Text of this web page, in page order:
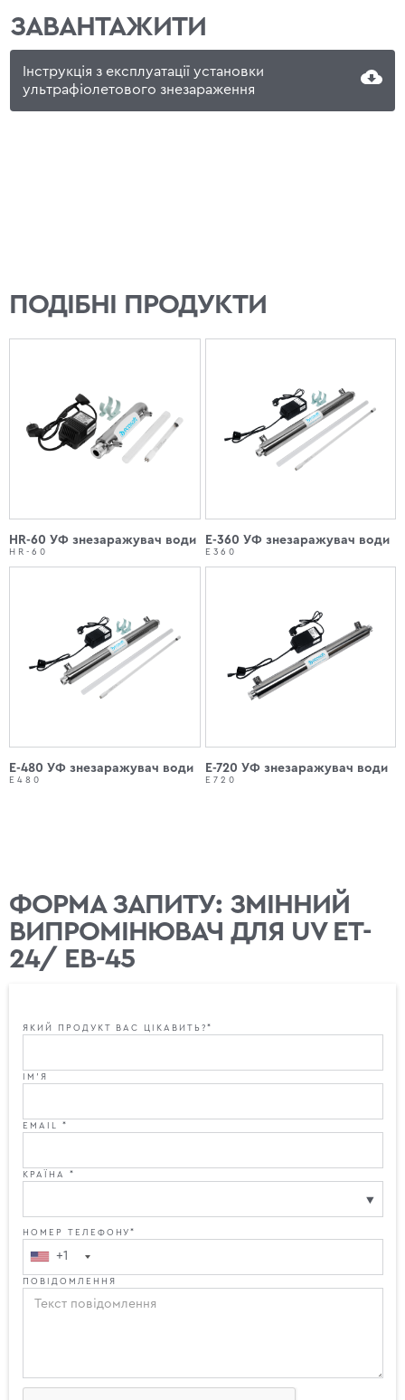
ЗАВАНТАЖИТИ
Інструкція з експлуатації установки
ультрафіолетового знезараження
ПОДІБНІ ПРОДУКТИ
HR-60 УФ знезаражувач води
HR-60
E-360 УФ знезаражувач води
E360
E-480 УФ знезаражувач води
E480
E-720 УФ знезаражувач води
E720
ФОРМА ЗАПИТУ: ЗМІННИЙ
ВИПРОМІНЮВАЧ ДЛЯ UV ET-
24/ ЕВ-45
ЯКИЙ ПРОДУКТ ВАС ЦІКАВИТЬ?*
ІМ'Я
EMAIL *
КРАЇНА *
НОМЕР ТЕЛЕФОНУ*
+1
ПОВІДОМЛЕННЯ